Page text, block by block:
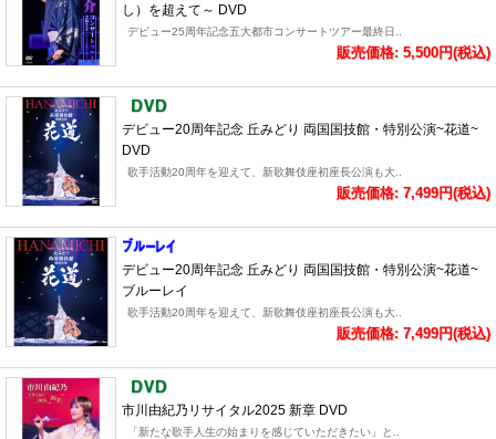
し）を超えて～ DVD
デビュー25周年記念五大都市コンサートツアー最終日..
販売価格: 5,500円(税込)
デビュー20周年記念 丘みどり 両国国技館・特別公演~花道~
DVD
歌手活動20周年を迎えて、新歌舞伎座初座長公演も大..
販売価格: 7,499円(税込)
デビュー20周年記念 丘みどり 両国国技館・特別公演~花道~
ブルーレイ
歌手活動20周年を迎えて、新歌舞伎座初座長公演も大..
販売価格: 7,499円(税込)
市川由紀乃リサイタル2025 新章 DVD
「新たな歌手人生の始まりを感じていただきたい」と..